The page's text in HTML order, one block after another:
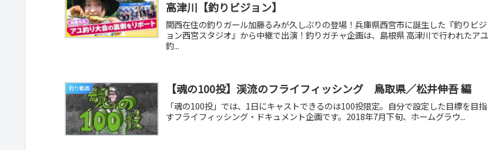
高津川【釣りビジョン】
関西在住の釣りガール加藤るみが久しぶりの登場！兵庫県西宮市に誕生した『釣りビジ
ョン西宮スタジオ』から中継で出演！釣りガチャ企画は、島根県 高津川で行われたアユ
釣...
釣り動画 【魂の100投】渓流のフライフィッシング 鳥取県／松井伸吾 編
「魂の100投」では、1日にキャストできるのは100投限定。自分で設定した目標を目指
すフライフィッシング・ドキュメント企画です。2018年7月下旬、ホームグラウ...